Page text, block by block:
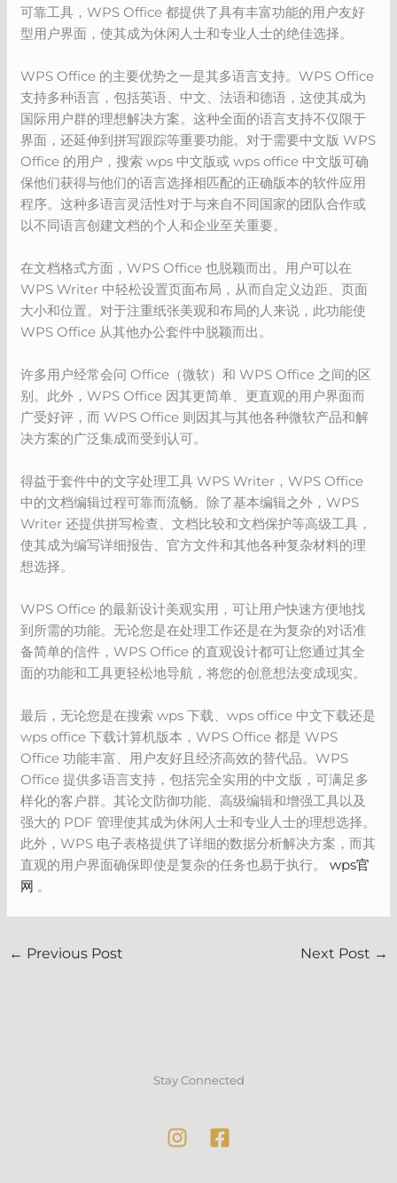
可靠工具，WPS Office 都提供了具有丰富功能的用户友好
型用户界面，使其成为休闲人士和专业人士的绝佳选择。
WPS Office 的主要优势之一是其多语言支持。WPS Office
支持多种语言，包括英语、中文、法语和德语，这使其成为
国际用户群的理想解决方案。这种全面的语言支持不仅限于
界面，还延伸到拼写跟踪等重要功能。对于需要中文版 WPS
Office 的用户，搜索 wps 中文版或 wps office 中文版可确
保他们获得与他们的语言选择相匹配的正确版本的软件应用
程序。这种多语言灵活性对于与来自不同国家的团队合作或
以不同语言创建文档的个人和企业至关重要。
在文档格式方面，WPS Office 也脱颖而出。用户可以在
WPS Writer 中轻松设置页面布局，从而自定义边距、页面
大小和位置。对于注重纸张美观和布局的人来说，此功能使
WPS Office 从其他办公套件中脱颖而出。
许多用户经常会问 Office（微软）和 WPS Office 之间的区
别。此外，WPS Office 因其更简单、更直观的用户界面而
广受好评，而 WPS Office 则因其与其他各种微软产品和解
决方案的广泛集成而受到认可。
得益于套件中的文字处理工具 WPS Writer，WPS Office
中的文档编辑过程可靠而流畅。除了基本编辑之外，WPS
Writer 还提供拼写检查、文档比较和文档保护等高级工具，
使其成为编写详细报告、官方文件和其他各种复杂材料的理
想选择。
WPS Office 的最新设计美观实用，可让用户快速方便地找
到所需的功能。无论您是在处理工作还是在为复杂的对话准
备简单的信件，WPS Office 的直观设计都可让您通过其全
面的功能和工具更轻松地导航，将您的创意想法变成现实。
最后，无论您是在搜索 wps 下载、wps office 中文下载还是
wps office 下载计算机版本，WPS Office 都是 WPS
Office 功能丰富、用户友好且经济高效的替代品。WPS
Office 提供多语言支持，包括完全实用的中文版，可满足多
样化的客户群。其论文防御功能、高级编辑和增强工具以及
强大的 PDF 管理使其成为休闲人士和专业人士的理想选择。
此外，WPS 电子表格提供了详细的数据分析解决方案，而其
直观的用户界面确保即使是复杂的任务也易于执行。wps官
网 。
← Previous Post Next Post →
Stay Connected